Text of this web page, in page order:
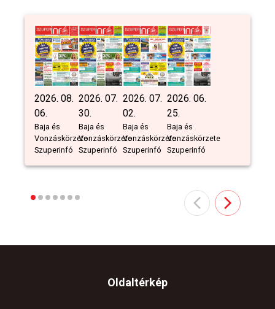
2026. 08.
06.
Baja és
Vonzáskörzete
Szuperinfó
2026. 07.
30.
Baja és
Vonzáskörzete
Szuperinfó
2026. 07.
02.
Baja és
Vonzáskörzete
Szuperinfó
2026. 06.
25.
Baja és
Vonzáskörzete
Szuperinfó
Oldaltérkép